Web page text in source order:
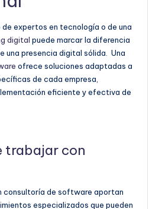
expertos en tecnología o de una
digital puede marcar la diferencia
una presencia digital sólida. Una
ofrece soluciones adaptadas a
de cada empresa,
eficiente y efectiva de
trabajar con
consultoría de software aportan
especializados que pueden